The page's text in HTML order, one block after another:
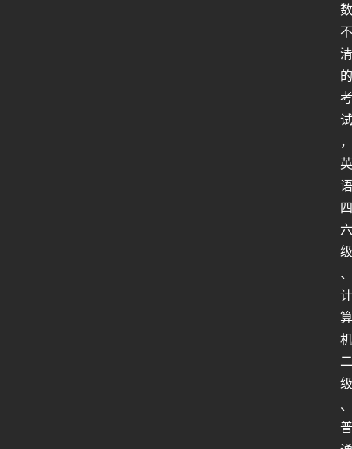
数
不
清
的
考
试
，
英
语
四
六
级
、
计
算
机
二
级
、
普